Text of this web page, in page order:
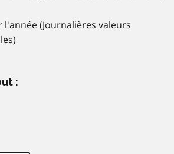
l'année (Journalières valeurs
: